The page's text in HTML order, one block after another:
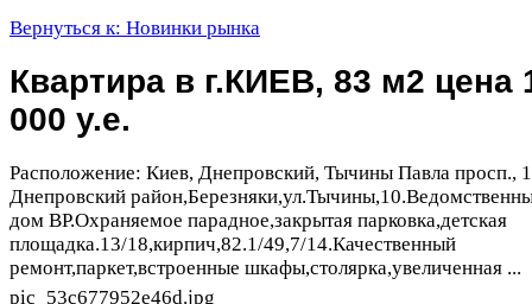
Вернуться к: Новинки рынка
Квартира в г.КИЕВ, 83 м2 цена
000 у.е.
Расположение: Киев, Днепровский, Тычины Павла просп.,
Днепровский
дом ВР.Охраняемое парадное,закрытая парковка,детская
площадка.13/18,кирпич,82.1/49,7/14.Качественный
ремонт,паркет,встроенные шкафы,столярка,увеличенная ...
pic_53c677952e46d.jpg